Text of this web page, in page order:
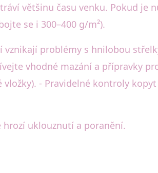
většinu času venku. Pokud je
se i 300–400 g/m²).
problémy s hnilobou
vhodné mazání a přípravky
- Pravidelné kontroly
uklouznutí a poranění.